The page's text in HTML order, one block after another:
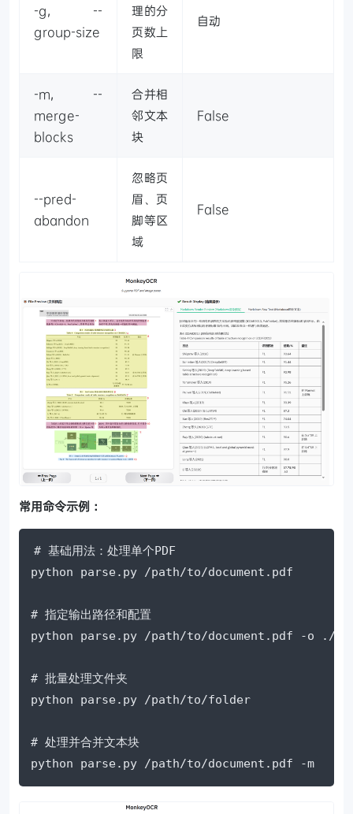
-g, --
group-size
理的分
页数上
限
自动
-m, --
merge-
blocks
合并相
邻文本
块
False
--pred-
abandon
忽略页
眉、页
脚等区
域
False
常用命令示例：
# 基础用法：处理单个PDF
python parse.py /path/to/document.pdf
# 指定输出路径和配置
python parse.py /path/to/document.pdf -o ./
# 批量处理文件夹
python parse.py /path/to/folder
# 处理并合并文本块
python parse.py /path/to/document.pdf -m